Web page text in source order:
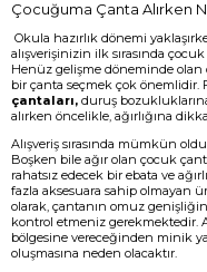
Çocuğuma Çanta Alırken
Okula hazırlık dönemi
alışverişinizin ilk sırasında
Henüz gelişme döneminde olan
bir çanta seçmek çok önemlidir.
çantaları, duruş
alırken öncelikle, ağırlığına
Alışveriş sırasında mümkün
Boşken bile ağır olan çocuk
rahatsız edecek bir ebata ve
fazla aksesuara sahip olmayan
olarak, çantanın omuz
kontrol etmeniz gerekmektedir.
bölgesine vereceğinden minik
oluşmasına neden olacaktır.